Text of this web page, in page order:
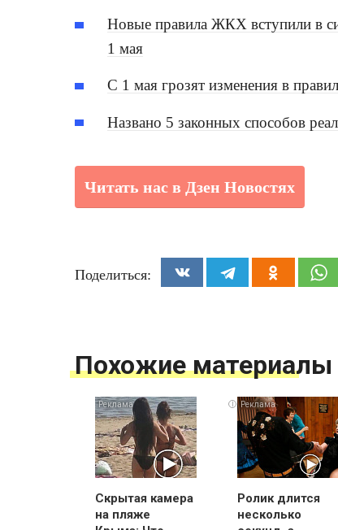
Новые правила ЖКХ вступили в
1 мая
С 1 мая грозят изменения в
Названо 5 законных способов
Читать нас в Дзен Новостях
Поделиться:
Похожие материалы
i
Скрытая камера
на пляже
Ролик длится
несколько